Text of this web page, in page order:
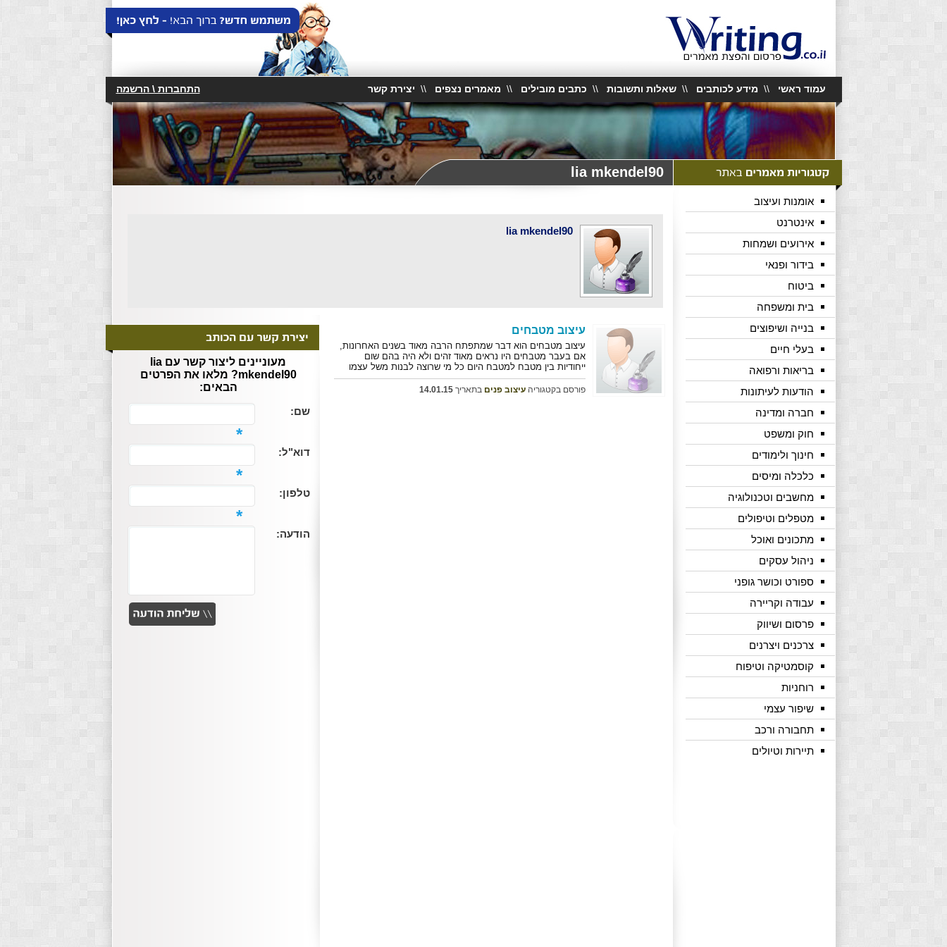
עמוד ראשי \\ מידע לכותבים \\ שאלות ותשובות \\ כתבים מובילים \\ מאמרים נצפים \\ יצירת קשר התחברות \ הרשמה
אומנות ועיצוב
אינטרנט
אירועים ושמחות
בידור ופנאי
ביטוח
בית ומשפחה
בנייה ושיפוצים
בעלי חיים
בריאות ורפואה
הודעות לעיתונות
חברה ומדינה
חוק ומשפט
חינוך ולימודים
כלכלה ומיסים
מחשבים וטכנולוגיה
מטפלים וטיפולים
מתכונים ואוכל
ניהול עסקים
ספורט וכושר גופני
עבודה וקריירה
פרסום ושיווק
צרכנים ויצרנים
קוסמטיקה וטיפוח
רוחניות
שיפור עצמי
תחבורה ורכב
תיירות וטיולים
lia mkendel90
lia mkendel90
עיצוב מטבחים
עיצוב מטבחים הוא דבר שמתפתח הרבה מאוד בשנים האחרונות,
אם בעבר מטבחים היו נראים מאוד זהים ולא היה בהם שום
ייחודיות בין מטבח למטבח היום כל מי שרוצה לבנות משל עצמו
פורסם בקטגוריהעיצוב פנים בתאריך14.01.15
מעוניינים ליצור קשר עם lia
mkendel90? מלאו את הפרטים
הבאים:
שם:
*
דוא"ל:
*
טלפון:
*
הודעה: